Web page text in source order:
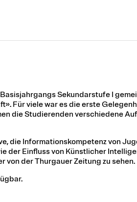
Sekundarstufe I
Für viele war es die erste
die Studierenden verschiedene
die Informationskompetenz von
der Einfluss von Künstlicher
von der Thurgauer Zeitung zu sehen.